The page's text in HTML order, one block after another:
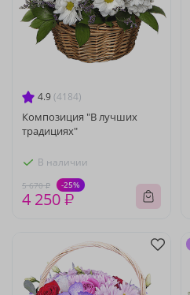
4.9 (4184)
Композиция "В лучших
традициях"
В наличии
5 670 ₽ -25%
4 250 ₽